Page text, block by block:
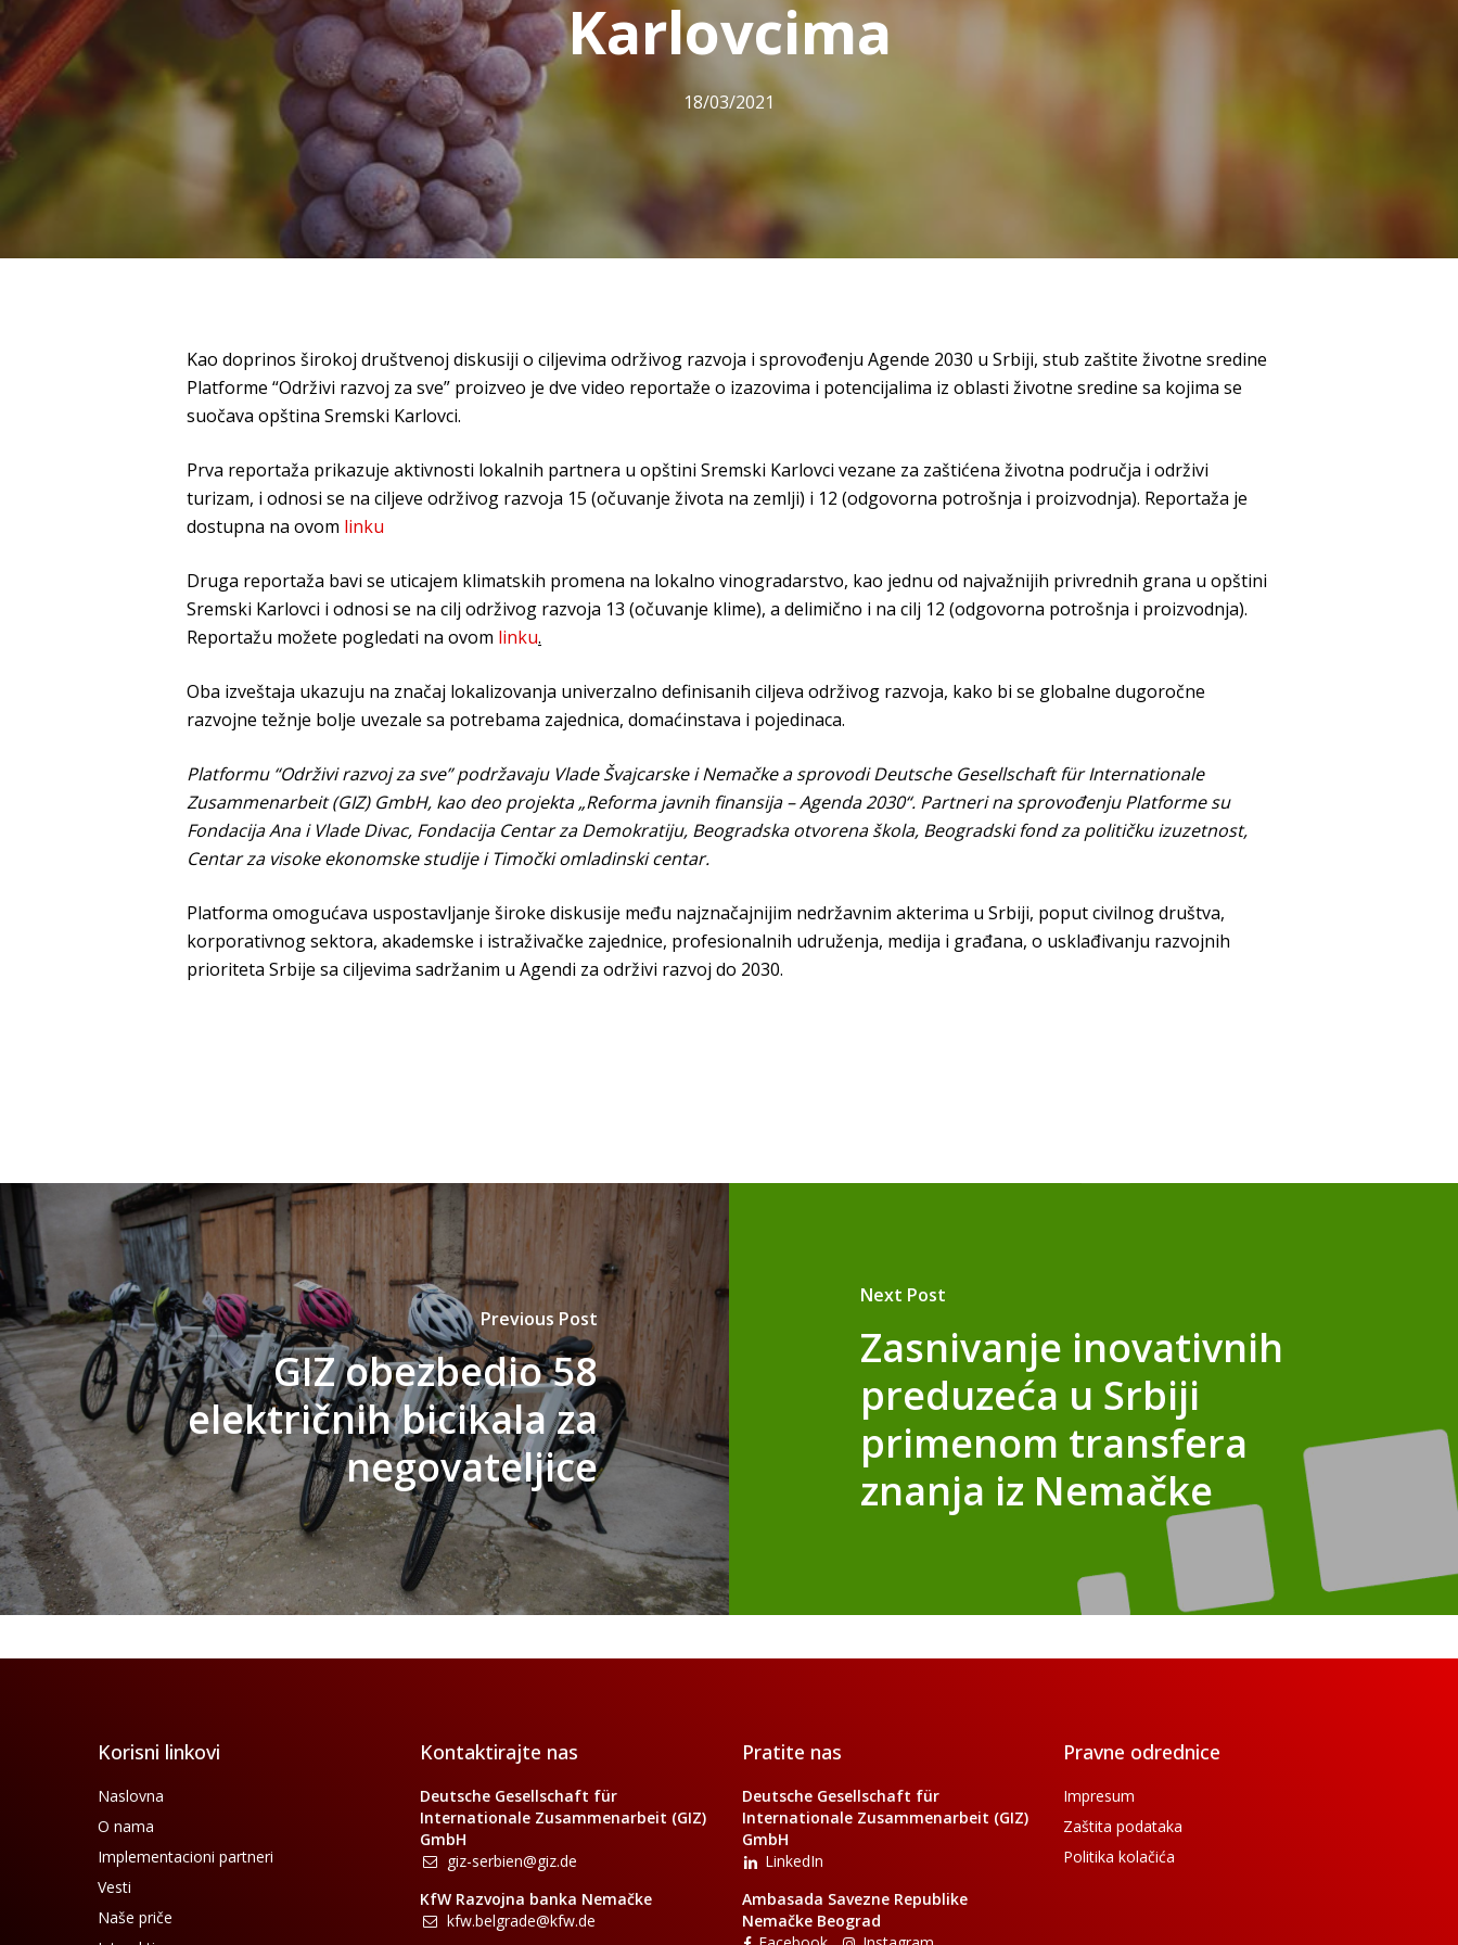
Karlovcima
18/03/2021
Kao doprinos širokoj društvenoj diskusiji o ciljevima održivog razvoja i sprovođenju Agende 2030 u Srbiji, stub zaštite životne sredine
Platforme “Održivi razvoj za sve” proizveo je dve video reportaže o izazovima i potencijalima iz oblasti životne sredine sa kojima se
suočava opština Sremski Karlovci.
Prva reportaža prikazuje aktivnosti lokalnih partnera u opštini Sremski Karlovci vezane za zaštićena životna područja i održivi
turizam, i odnosi se na ciljeve održivog razvoja 15 (očuvanje života na zemlji) i 12 (odgovorna potrošnja i proizvodnja). Reportaža je
dostupna na ovom linku
Druga reportaža bavi se uticajem klimatskih promena na lokalno vinogradarstvo, kao jednu od najvažnijih privrednih grana u opštini
Sremski Karlovci i odnosi se na cilj održivog razvoja 13 (očuvanje klime), a delimično i na cilj 12 (odgovorna potrošnja i proizvodnja).
Reportažu možete pogledati na ovom linku.
Oba izveštaja ukazuju na značaj lokalizovanja univerzalno definisanih ciljeva održivog razvoja, kako bi se globalne dugoročne
razvojne težnje bolje uvezale sa potrebama zajednica, domaćinstava i pojedinaca.
Platformu “Održivi razvoj za sve” podržavaju Vlade Švajcarske i Nemačkeasprovodi Deutsche Gesellschaft für Internationale
Zusammenarbeit (GIZ) GmbH, kao deo projekta„Reforma javnih finansija –Agenda 2030“. Partneri na sprovođenju Platforme su
Fondacija Ana i Vlade Divac, Fondacija Centar za Demokratiju, Beogradska otvorena škola, Beogradski fond za političku izuzetnost,
Centar za visoke ekonomske studije i Timočki omladinski centar.
Platforma omogućava uspostavljanje široke diskusije među najznačajnijim nedržavnim akterima u Srbiji, poput civilnog društva,
korporativnog sektora, akademske i istraživačke zajednice, profesionalnih udruženja, medija i građana, o usklađivanju razvojnih
prioriteta Srbije sa ciljevima sadržanim u Agendi za održivi razvoj do 2030.
Previous Post
GIZ obezbedio 58
električnih bicikala za
negovateljice
Next Post
Zasnivanje inovativnih
preduzeća u Srbiji
primenom transfera
znanja iz Nemačke
Korisni linkovi
Naslovna
O nama
Implementacioni partneri
Vesti
Naše priče
Kontaktirajte nas
Deutsche Gesellschaft für
Internationale Zusammenarbeit (GIZ)
GmbH
giz-serbien@giz.de
KfW Razvojna banka Nemačke
kfw.belgrade@kfw.de
Pratite nas
Deutsche Gesellschaft für
Internationale Zusammenarbeit (GIZ)
GmbH
LinkedIn
Ambasada Savezne Republike
Nemačke Beograd
Pravne odrednice
Impresum
Zaštita podataka
Politika kolačića